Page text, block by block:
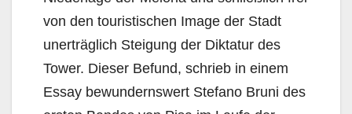
von den touristischen Image der Stadt
unerträglich Steigung der Diktatur des
Tower. Dieser Befund, schrieb in einem
Essay bewundernswert Stefano Bruni des